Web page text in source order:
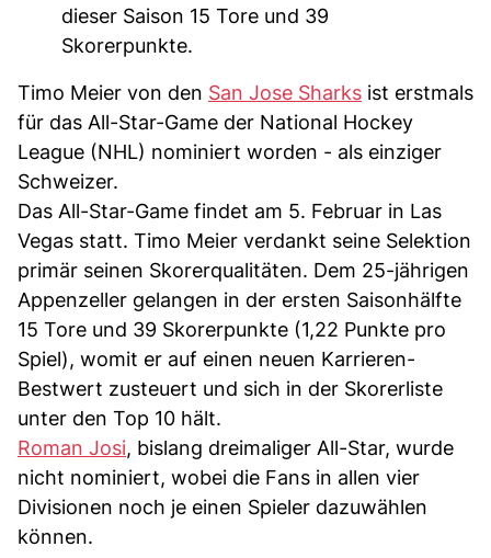
dieser Saison 15 Tore und 39
Skorerpunkte.
Timo Meier von den San Jose Sharks ist erstmals
für das All-Star-Game der National Hockey
League (NHL) nominiert worden - als einziger
Schweizer.
Das All-Star-Game findet am 5. Februar in Las
Vegas statt. Timo Meier verdankt seine Selektion
primär seinen Skorerqualitäten. Dem 25-jährigen
Appenzeller gelangen in der ersten Saisonhälfte
15 Tore und 39 Skorerpunkte (1,22 Punkte pro
Spiel), womit er auf einen neuen Karrieren-
Bestwert zusteuert und sich in der Skorerliste
unter den Top 10 hält.
Roman Josi, bislang dreimaliger All-Star, wurde
nicht nominiert, wobei die Fans in allen vier
Divisionen noch je einen Spieler dazuwählen
können.